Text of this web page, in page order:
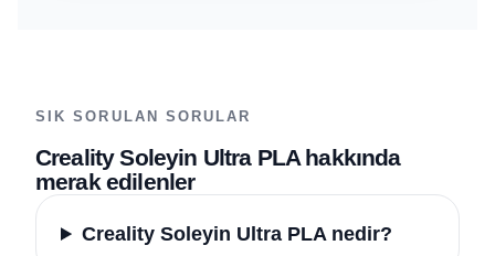
SIK SORULAN SORULAR
Creality Soleyin Ultra PLA hakkında
merak edilenler
Creality Soleyin Ultra PLA nedir?